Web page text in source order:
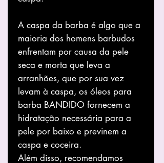
A caspa da barba é algo que a
maioria dos homens barbudos
enfrentam por causa da pele
seca e morta que leva a
arranhões, que por sua vez
levam à caspa, os óleos para
barba BANDIDO fornecem a
hidratação necessária para a
pele por baixo e previnem a
caspa e coceira.
Além disso, recomendamos